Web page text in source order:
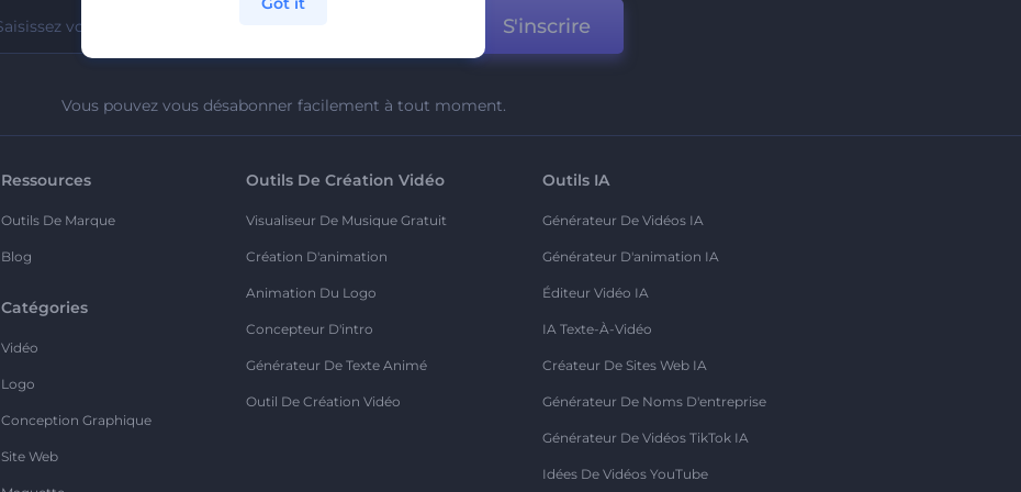
S'inscrire
Vous pouvez vous désabonner facilement à tout moment.
Ressources
Outils De Marque
Blog
Catégories
Vidéo
Logo
Conception Graphique
Site Web
Outils De Création Vidéo
Visualiseur De Musique Gratuit
Création D'animation
Animation Du Logo
Concepteur D'intro
Générateur De Texte Animé
Outil De Création Vidéo
Outils IA
Générateur De Vidéos IA
Générateur D'animation IA
Éditeur Vidéo IA
IA Texte-À-Vidéo
Créateur De Sites Web IA
Générateur De Noms D'entreprise
Générateur De Vidéos TikTok IA
Idées De Vidéos YouTube